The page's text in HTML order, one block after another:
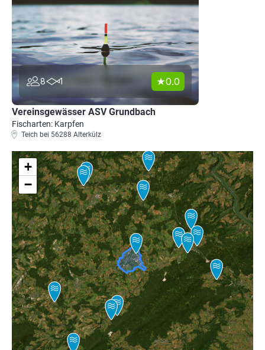
8 1 0.0
Vereinsgewässer ASV Grundbach
Fischarten: Karpfen
Teich bei 56288 Alterkülz
+
−